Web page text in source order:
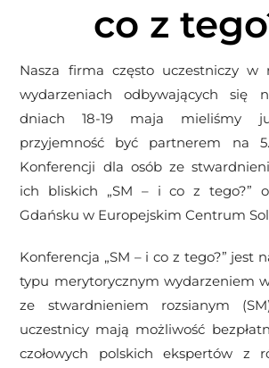
co z
Nasza firma często uczestniczy w
wydarzeniach odbywających się
dniach 18-19 maja mieliśmy
przyjemność być partnerem na
Konferencji dla osób ze
ich bliskich „SM – i co z tego?”
Gdańsku w Europejskim Centrum
Konferencja „SM – i co z tego?” jest
typu merytorycznym wydarzeniem
ze stwardnieniem rozsianym
uczestnicy mają możliwość
czołowych polskich ekspertów z